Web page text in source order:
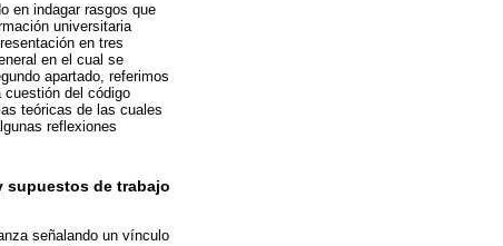
en indagar rasgos que
universitaria
en tres
en el cual se
apartado, referimos
cuestión del código
teóricas de las cuales
reflexiones
supuestos de trabajo
señalando un vínculo